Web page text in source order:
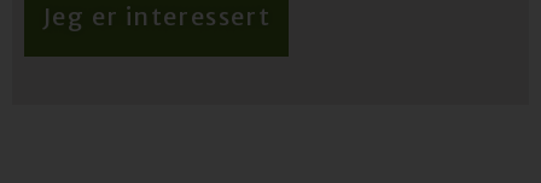
Jeg er interessert